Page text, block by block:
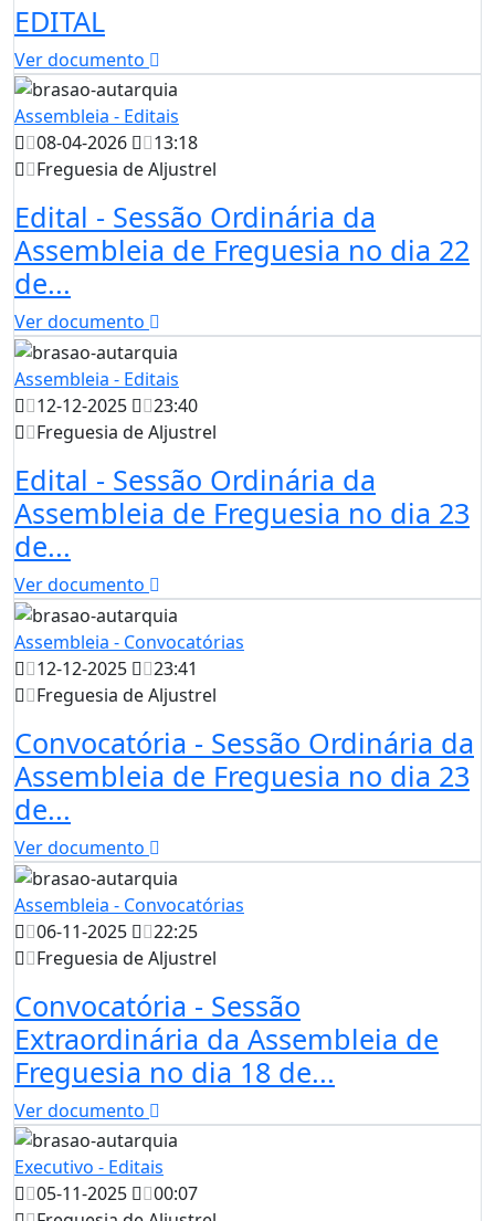
EDITAL
Ver documento
Assembleia - Editais
08-04-2026
13:18
Freguesia de Aljustrel
Edital - Sessão Ordinária da
Assembleia de Freguesia no dia 22
de...
Ver documento
Assembleia - Editais
12-12-2025
23:40
Freguesia de Aljustrel
Edital - Sessão Ordinária da
Assembleia de Freguesia no dia 23
de...
Ver documento
Assembleia - Convocatórias
12-12-2025
23:41
Freguesia de Aljustrel
Convocatória - Sessão Ordinária da
Assembleia de Freguesia no dia 23
de...
Ver documento
Assembleia - Convocatórias
06-11-2025
22:25
Freguesia de Aljustrel
Convocatória - Sessão
Extraordinária da Assembleia de
Freguesia no dia 18 de...
Ver documento
Executivo - Editais
05-11-2025
00:07